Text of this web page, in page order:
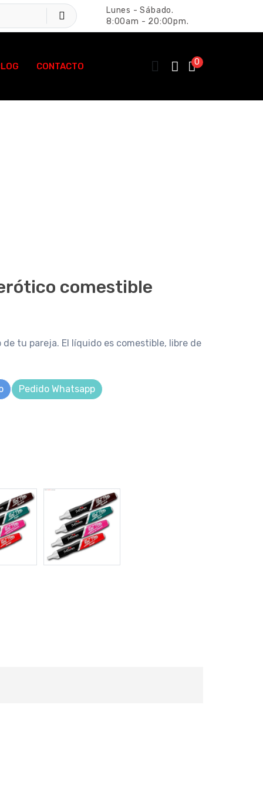
Lunes - Sábado.
8:00am - 20:00pm.
CONTACTO 0
comestible
de tu pareja. El líquido es comestible, libre de
Pedido Whatsapp